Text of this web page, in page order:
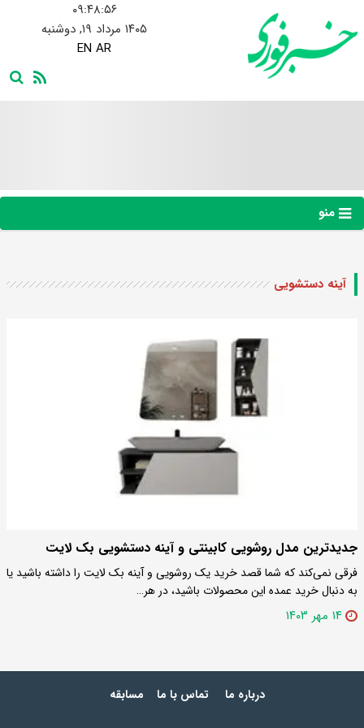
۰۹:۴۸:۵۶
۱۴۰۵ مرداد ۱۹, دوشنبه
EN AR
منو
آینه دستشویی
جدیدترین مدل روشویی کابینتی و آینه دستشویی بک لایت
فرقی نمی‌کند که شما قصد خرید یک روشویی و آینه بک لایت را داشته باشید یا
به دنبال خرید عمده این محصولات باشید، در هر…
۱۴ مهر ۱۴۰۳
درباره ما تماس با ما مسابقه